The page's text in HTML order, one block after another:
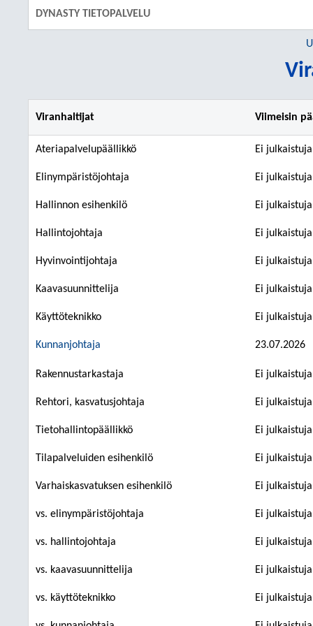
DYNASTY TIETOPALVELU
Viranhaltijat Viimeisin
Ateriapalvelupäällikkö Ei
Elinympäristöjohtaja Ei
Hallinnon esihenkilö Ei
Hallintojohtaja Ei
Hyvinvointijohtaja Ei
Kaavasuunnittelija Ei
Käyttöteknikko Ei
Kunnanjohtaja 23.07.2026
Rakennustarkastaja Ei
Rehtori, kasvatusjohtaja Ei
Tietohallintopäällikkö Ei
Tilapalveluiden esihenkilö Ei
Varhaiskasvatuksen esihenkilö Ei
vs. elinympäristöjohtaja Ei
vs. hallintojohtaja Ei
vs. kaavasuunnittelija Ei
vs. käyttöteknikko Ei